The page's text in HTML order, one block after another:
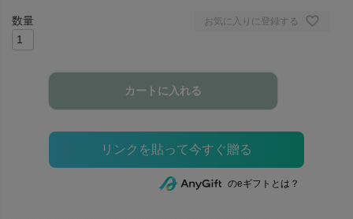
お気に入りに登録する
カートに入れる
のeギフトとは？